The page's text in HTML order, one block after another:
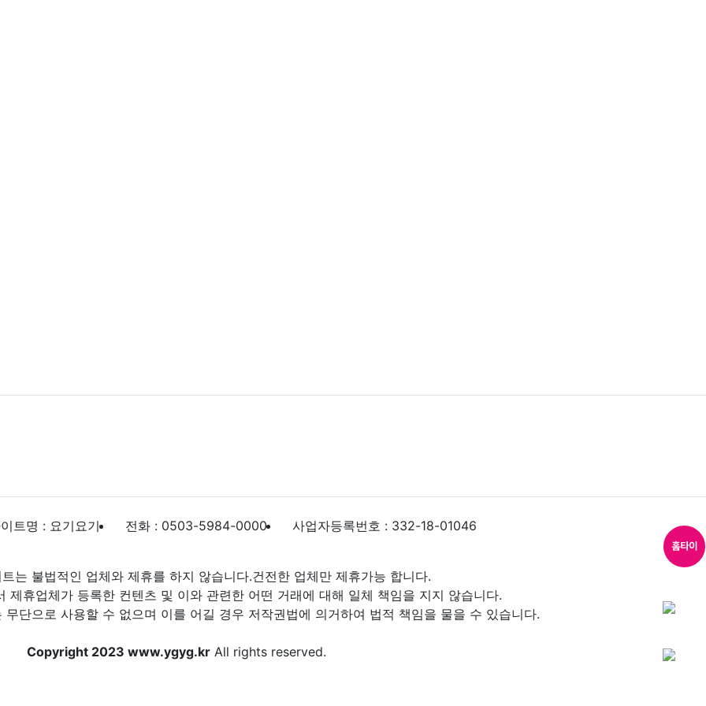
트명 : 요기요기 전화 : 0503-5984-0000 사업자등록번호 : 332-18-01046
는 불법적인 업체와 제휴를 하지 않습니다.건전한 업체만 제휴가능 합니다.
제휴업체가 등록한 컨텐츠 및 이와 관련한 어떤 거래에 대해 일체 책임을 지지 않습니다.
단으로 사용할 수 없으며 이를 어길 경우 저작권법에 의거하여 법적 책임을 물을 수 있습니다.
Copyright 2023 www.ygyg.kr All rights reserved.